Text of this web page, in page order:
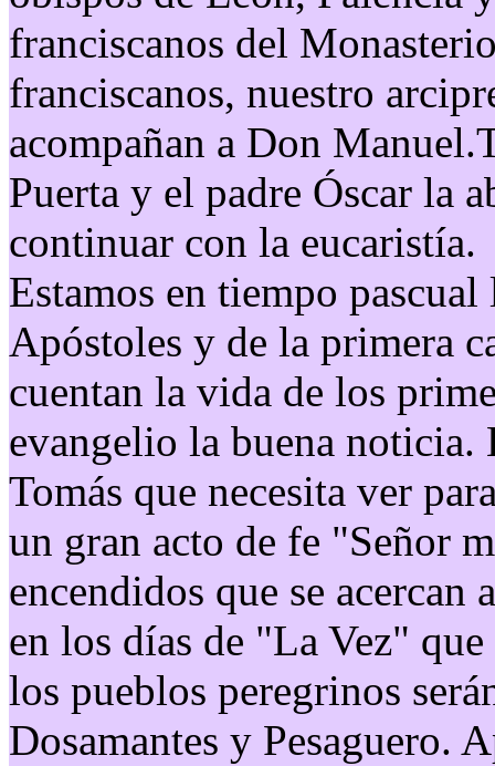
franciscanos del
franciscanos, nuestro
acompañan a Don
Puerta y el padre Óscar la
continuar con la eucaristía.
Estamos en tiempo
Apóstoles y de la primera
cuentan la vida de los
evangelio la buena
Tomás que necesita ver
un gran acto de fe "Señor
encendidos que se acercan
en los días de "La Vez"
los pueblos peregrinos
Dosamantes y Pesaguero.